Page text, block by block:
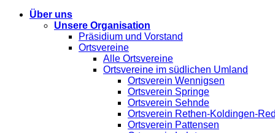
Über uns
Unsere Organisation
Präsidium und Vorstand
Ortsvereine
Alle Ortsvereine
Ortsvereine im südlichen Umland
Ortsverein Wennigsen
Ortsverein Springe
Ortsverein Sehnde
Ortsverein Rethen-Koldingen-
Ortsverein Pattensen